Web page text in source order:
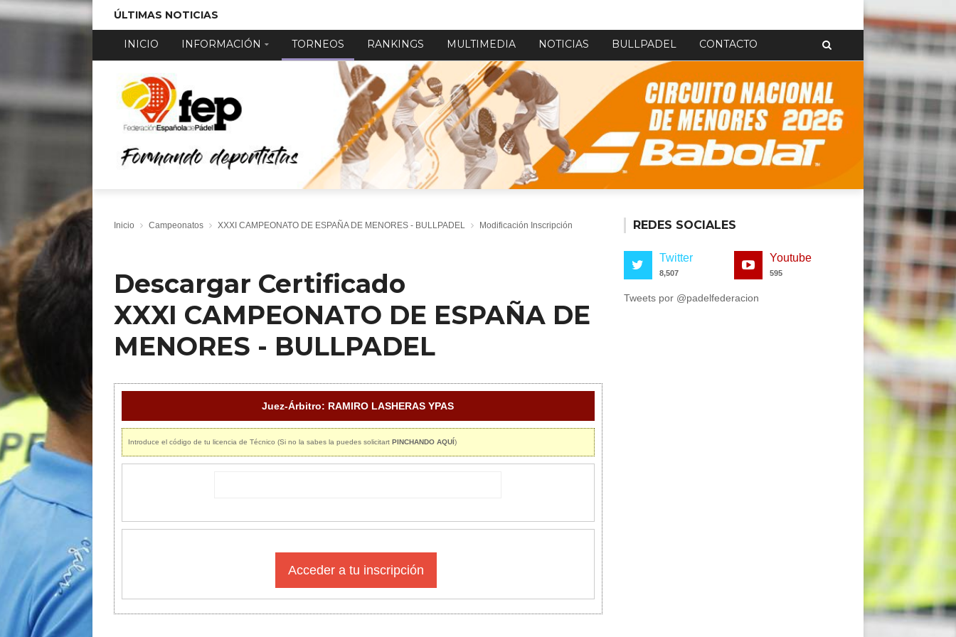
ÚLTIMAS NOTICIAS
INICIO INFORMACIÓN TORNEOS RANKINGS MULTIMEDIA NOTICIAS BULLPADEL CONTACTO
Inicio Campeonatos XXXI CAMPEONATO DE ESPAÑA DE MENORES - BULLPADEL Modificación Inscripción
Descargar Certificado
XXXI CAMPEONATO DE ESPAÑA DE
MENORES - BULLPADEL
Juez-Árbitro: RAMIRO LASHERAS YPAS
Introduce el código de tu licencia de Técnico (Si no la sabes la puedes solicitart PINCHANDO AQUÍ)
Acceder a tu inscripción
REDES SOCIALES
Twitter
8,507
Youtube
595
Tweets por @padelfederacion